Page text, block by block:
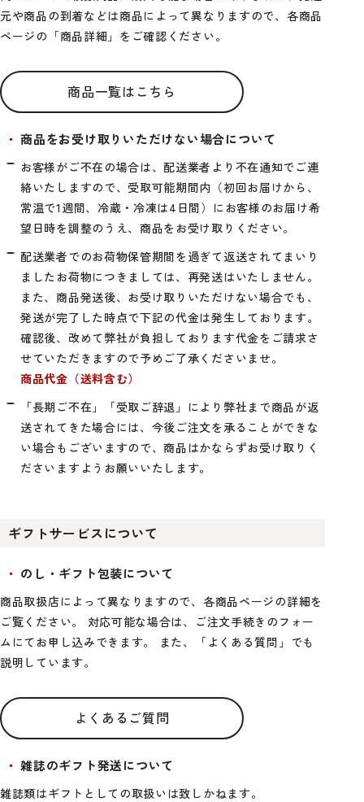
元や商品の到着などは商品によって異なりますので、各商品
ページの「商品詳細」をご確認ください。
商品一覧はこちら
商品をお受け取りいただけない場合について
お客様がご不在の場合は、配送業者より不在通知でご連
絡いたしますので、受取可能期間内（初回お届けから、
常温で1週間、冷蔵・冷凍は4日間）にお客様のお届け希
望日時を調整のうえ、商品をお受け取りください。
配送業者でのお荷物保管期間を過ぎて返送されてまいり
ましたお荷物につきましては、再発送はいたしません。
また、商品発送後、お受け取りいただけない場合でも、
発送が完了した時点で下記の代金は発生しております。
確認後、改めて弊社が負担しております代金をご請求さ
せていただきますので予めご了承くださいませ。
商品代金（送料含む）
「長期ご不在」「受取ご辞退」により弊社まで商品が返
送されてきた場合には、今後ご注文を承ることができな
い場合もございますので、商品はかならずお受け取りく
ださいますようお願いいたします。
ギフトサービスについて
のし・ギフト包装について
商品取扱店によって異なりますので、各商品ページの詳細を
ご覧ください。 対応可能な場合は、ご注文手続きのフォー
ムにてお申し込みできます。 また、「よくある質問」でも
説明しています。
よくあるご質問
雑誌のギフト発送について
雑誌類はギフトとしての取扱いは致しかねます。